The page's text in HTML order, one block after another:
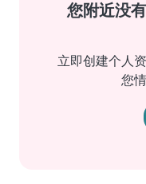
您附近没
立即创建个人
您